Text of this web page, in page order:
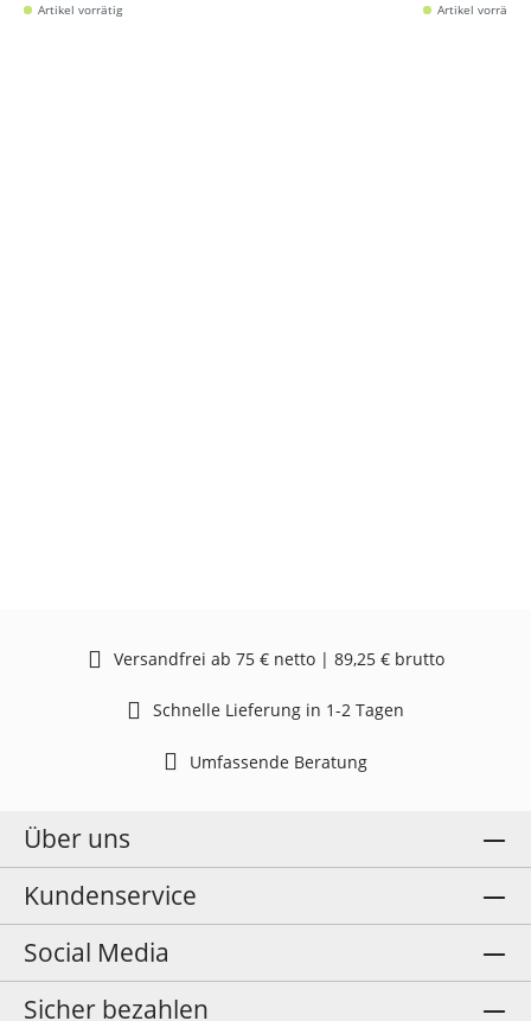
Artikel vorrätig
Artikel vorrätig
Versandfrei ab 75 € netto | 89,25 € brutto
Schnelle Lieferung in 1-2 Tagen
Umfassende Beratung
Über uns
Kundenservice
Social Media
Sicher bezahlen